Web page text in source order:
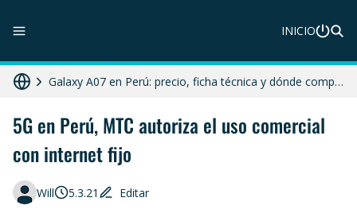
INICIO
Galaxy A07 en Perú: precio, ficha técnica y dónde comprar
5G en Perú, MTC autoriza el uso comercial
con internet fijo
Will 5.3.21 Editar